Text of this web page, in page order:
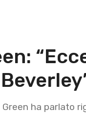
Green ha parlato